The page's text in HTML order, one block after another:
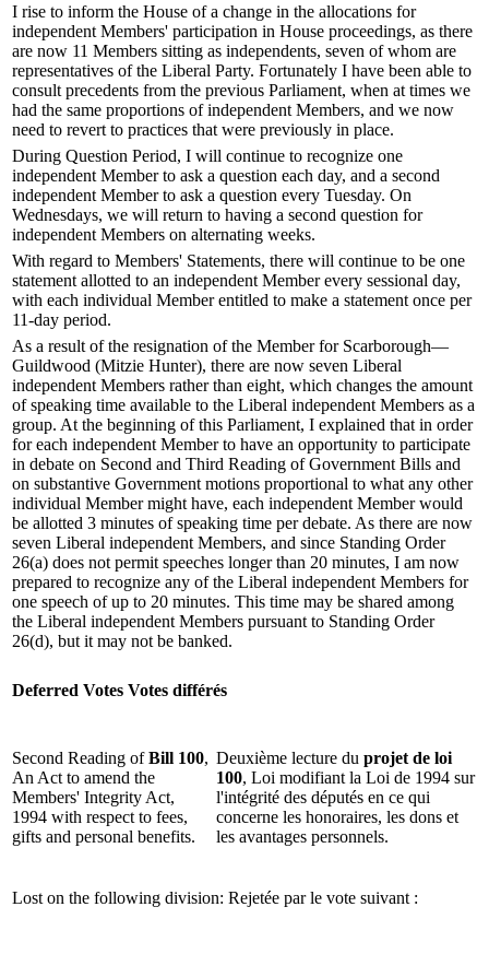
I rise to inform the House of a change in the allocations for
independent Members' participation in House proceedings, as there
are now 11 Members sitting as independents, seven of whom are
representatives of the Liberal Party. Fortunately I have been able to
consult precedents from the previous Parliament, when at times we
had the same proportions of independent Members, and we now
need to revert to practices that were previously in place.
During Question Period, I will continue to recognize one
independent Member to ask a question each day, and a second
independent Member to ask a question every Tuesday. On
Wednesdays, we will return to having a second question for
independent Members on alternating weeks.
With regard to Members' Statements, there will continue to be one
statement allotted to an independent Member every sessional day,
with each individual Member entitled to make a statement once per
11-day period.
As a result of the resignation of the Member for Scarborough—
Guildwood (Mitzie Hunter), there are now seven Liberal
independent Members rather than eight, which changes the amount
of speaking time available to the Liberal independent Members as a
group. At the beginning of this Parliament, I explained that in order
for each independent Member to have an opportunity to participate
in debate on Second and Third Reading of Government Bills and
on substantive Government motions proportional to what any other
individual Member might have, each independent Member would
be allotted 3 minutes of speaking time per debate. As there are now
seven Liberal independent Members, and since Standing Order
26(a) does not permit speeches longer than 20 minutes, I am now
prepared to recognize any of the Liberal independent Members for
one speech of up to 20 minutes. This time may be shared among
the Liberal independent Members pursuant to Standing Order
26(d), but it may not be banked.
Deferred Votes Votes différés
Second Reading ofBill 100,
An Act to amend the
Members' Integrity Act,
1994 with respect to fees,
gifts and personal benefits.
Deuxième lecture du projet de loi
100, Loi modifiant la Loi de 1994 sur
l'intégrité des députés en ce qui
concerne les honoraires, les dons et
les avantages personnels.
Lost on the following division: Rejetée par le vote suivant :